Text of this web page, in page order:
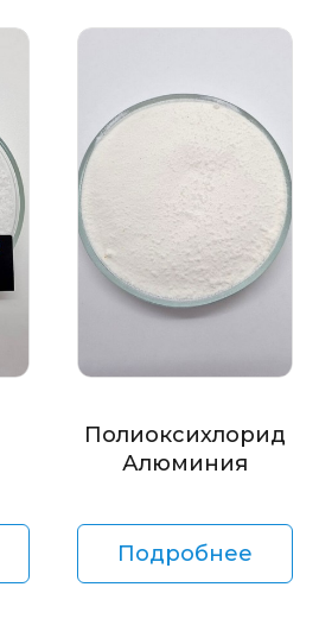
Полиоксихлорид
Алюминия
Подробнее